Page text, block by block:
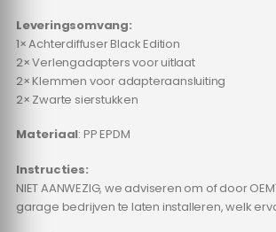
Leveringsomvang:
1× Achterdiffuser Black Edition
2× Verlengadapters voor uitlaat
2× Klemmen voor adapteraansluiting
2× Zwarte sierstukken
Materiaal: PP EPDM
Instructies:
NIET AANWEZIG, we adviseren om of door
garage bedrijven te laten installeren, welk